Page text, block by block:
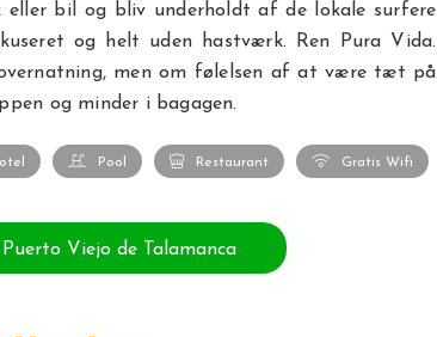
eller bil og bliv underholdt af de lokale surfere
og helt uden hastværk. Ren Pura Vida.
men om følelsen af at være tæt på
og minder i bagagen.
Pool Restaurant Gratis Wifi
Viejo de Talamanca